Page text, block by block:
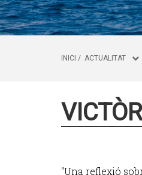
INICI / ACTUALITAT
"Una reflexió